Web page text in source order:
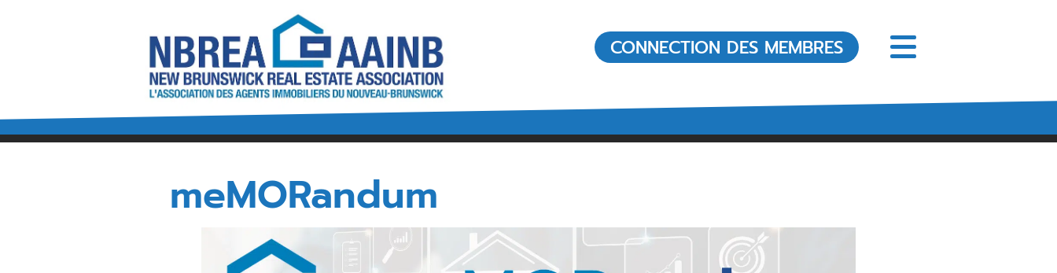
CONNECTION DES MEMBRES
À propos de l’AAINB
Conseil d’administration de
l’AAINB de 2026-2027
Assemblée générale annuelle
Comités de L’AAINB
Acheter ou vendre une
savoir.
Acheter une maison au
Canada
Bureau du Registraire
Audiences Disciplinaires
Décisions en matière de
discipline
meMORandum